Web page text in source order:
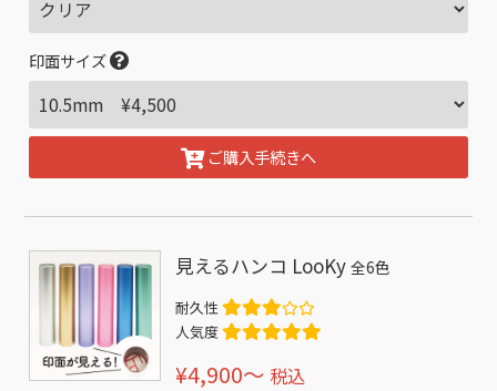
印面サイズ
ご購入手続きへ
見えるハンコ LooKy全6色
耐久性
人気度
¥4,900〜 税込